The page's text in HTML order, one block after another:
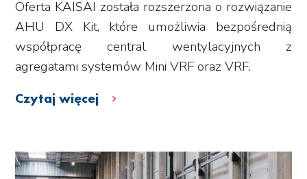
Oferta KAISAI została rozszerzona o rozwiązanie
AHU DX Kit, które umożliwia bezpośrednią
współpracę central wentylacyjnych z
agregatami systemów Mini VRF oraz VRF.
Czytaj więcej